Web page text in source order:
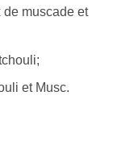
de muscade et
et Musc.